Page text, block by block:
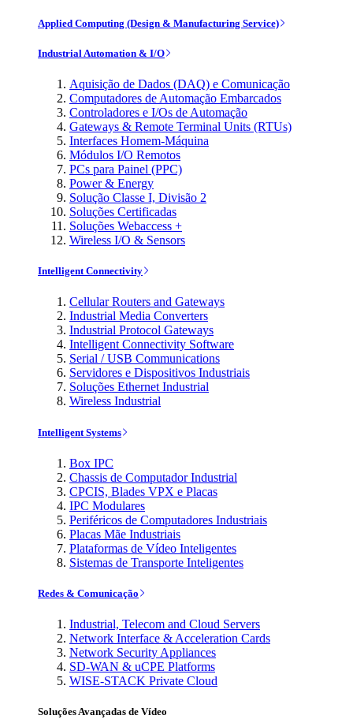
Applied Computing (Design & Manufacturing Service)
Industrial Automation & I/O
Aquisição de Dados (DAQ) e Comunicação
Computadores de Automação Embarcados
Controladores e I/Os de Automação
Gateways & Remote Terminal Units (RTUs)
Interfaces Homem-Máquina
Módulos I/O Remotos
PCs para Painel (PPC)
Power & Energy
Solução Classe I, Divisão 2
Soluções Certificadas
Soluções Webaccess +
Wireless I/O & Sensors
Intelligent Connectivity
Cellular Routers and Gateways
Industrial Media Converters
Industrial Protocol Gateways
Intelligent Connectivity Software
Serial / USB Communications
Servidores e Dispositivos Industriais
Soluções Ethernet Industrial
Wireless Industrial
Intelligent Systems
Box IPC
Chassis de Computador Industrial
CPCIS, Blades VPX e Placas
IPC Modulares
Periféricos de Computadores Industriais
Placas Mãe Industriais
Plataformas de Vídeo Inteligentes
Sistemas de Transporte Inteligentes
Redes & Comunicação
Industrial, Telecom and Cloud Servers
Network Interface & Acceleration Cards
Network Security Appliances
SD-WAN & uCPE Platforms
WISE-STACK Private Cloud
Soluções Avançadas de Vídeo